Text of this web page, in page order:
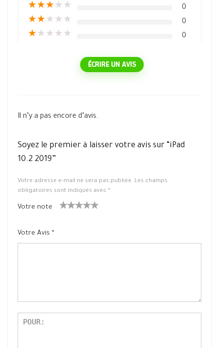
★★★★ ★ 0
★★★ ★ ★ 0
★★ ★ ★ ★ 0
ÉCRIRE UN AVIS
Il n’y a pas encore d’avis.
Soyez le premier à laisser votre avis sur “iPad
10.2 2019”
Votre adresse e-mail ne sera pas publiée. Les champs
obligatoires sont indiqués avec *
Votre note
oil
sur
Votre Avis *